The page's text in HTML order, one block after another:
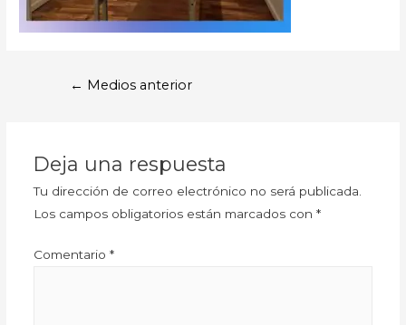
← Medios anterior
Deja una respuesta
Tu dirección de correo electrónico no será publicada.
Los campos obligatorios están marcados con *
Comentario *